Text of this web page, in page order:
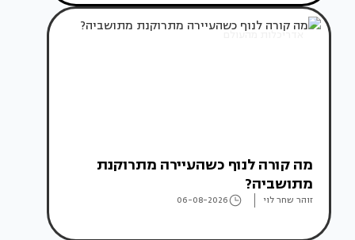
אדריכלות מהעולם
מה קורה לנוף כשהעיירה מתרוקנת
מתושביה?
זוהר שחר לוי 06-08-2026